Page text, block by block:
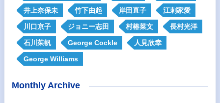
井上奈保未 竹下由起 岸田直子 江刺家愛
川口京子 ジョニー志田 村椿菜文 長村光洋
石川茱帆 George Cockle 人見欣幸
George Williams
Monthly Archive